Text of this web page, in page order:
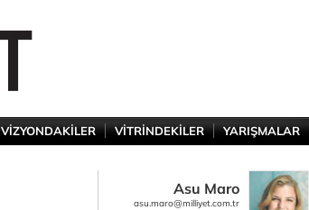
VİZYONDAKİLER VİTRİNDEKİLER YARIŞMALAR
Asu Maro
asu.maro@milliyet.com.tr